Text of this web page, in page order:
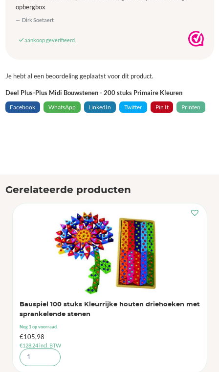
opbergbox
Dirk Soetaert
aankoop geverifieerd.
Je hebt al een beoordeling geplaatst voor dit product.
Deel Plus-Plus Midi Bouwstenen - 200 stuks Primaire Kleuren
Facebook
WhatsApp LinkedIn Twitter Pin It Printen
Gerelateerde producten
Bauspiel 100 stuks Kleurrijke houten driehoeken met
sprankelende stenen
Nog 1 op voorraad.
€105,98
€128,24incl. BTW